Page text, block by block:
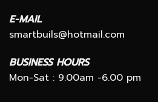
E-MAIL
smartbuils@hotmail.com
BUSINESS HOURS
Mon-Sat : 9.00am -6.00 pm